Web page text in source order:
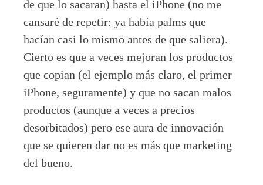
de que lo sacaran) hasta el iPhone (no me
cansaré de repetir: ya había palms que
hacían casi lo mismo antes de que saliera).
Cierto es que a veces mejoran los productos
que copian (el ejemplo más claro, el primer
iPhone, seguramente) y que no sacan malos
productos (aunque a veces a precios
desorbitados) pero ese aura de innovación
que se quieren dar no es más que marketing
del bueno.